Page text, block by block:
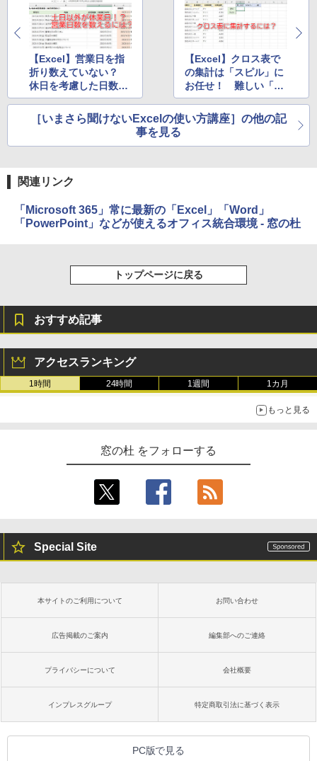
Kindle Paperwhite シグニチャーエディ
ション (32GB) 7インチディスプレイ、明
るさ自動調整、色調調節ライト、12週間
持続バッテリー、広告なし、メタリック
ブラック
￥27,980
Amazon Kindle Colorsoft | 16GBストレ
ージ、防水、7インチカラーディスプレ
イ、色調調節ライト、最大8週間持続バッ
レージ、ノート機能搭載、明るさ自動調
整、色調調節ライト、プレミアムペン付
き、グラファイト
【Excel】営業日を指
折り数えていない？
休日を考慮した日数を
計算するテクニック
【Excel】クロス表で
の集計は「スピル」に
お任せ！ 難しい「参
照」問題を考えずに済
むマル秘テク
［いまさら聞けないExcelの使い方講座］の他の記
事を見る
関連リンク
「Microsoft 365」常に最新の「Excel」「Word」
「PowerPoint」などが使えるオフィス統合環境 - 窓の杜
トップページに戻る
おすすめ記事
アクセスランキング
1時間 24時間 1週間 1カ月
もっと見る
窓の杜 をフォローする
Special Site
本サイトのご利用について お問い合わせ
広告掲載のご案内 編集部へのご連絡
プライバシーについて 会社概要
インプレスグループ 特定商取引法に基づく表示
PC版で見る